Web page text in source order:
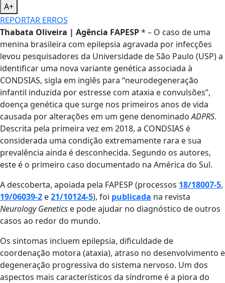
A+
REPORTAR ERROS
Thabata Oliveira | Agência FAPESP* – O caso de uma
menina brasileira com epilepsia agravada por infecções
levou pesquisadores da Universidade de São Paulo (USP) a
identificar uma nova variante genética associada à
CONDSIAS, sigla em inglês para “neurodegeneração
infantil induzida por estresse com ataxia e convulsões”,
doença genética que surge nos primeiros anos de vida
causada por alterações em um gene denominadoADPRS.
Descrita pela primeira vez em 2018, a CONDSIAS é
considerada uma condição extremamente rara e sua
prevalência ainda é desconhecida. Segundo os autores,
este é o primeiro caso documentado na América do Sul.
A descoberta, apoiada pela FAPESP (processos 18/18007-5,
19/06039-2 e21/10124-5), foi publicada na revista
Neurology Genetics e pode ajudar no diagnóstico de outros
casos ao redor do mundo.
Os sintomas incluem epilepsia, dificuldade de
coordenação motora (ataxia), atraso no desenvolvimento e
degeneração progressiva do sistema nervoso. Um dos
aspectos mais característicos da síndrome é a piora do